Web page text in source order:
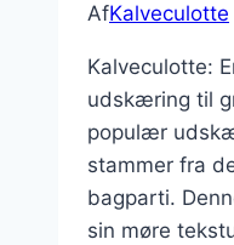
AfKalveculotte
Kalveculotte:
udskæring til
populær
stammer fra
bagparti.
sin møre